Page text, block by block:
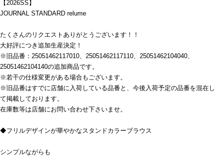
【2026SS】
JOURNAL STANDARD relume
たくさんのリクエストありがとうございます！！
大好評につき追加生産決定！
※旧品番：25051462117010、25051462117110、25051462104040、
25051462104140の追加商品です。
※若干の仕様変更がある場合もございます。
※旧品番はすでに店舗に入荷している品番と、今後入荷予定の品番を混在し
て掲載しております。
在庫数等は店舗にお問い合わせ下さいませ。
◆フリルデザインが華やかなスタンドカラーブラウス
シンプルながらも